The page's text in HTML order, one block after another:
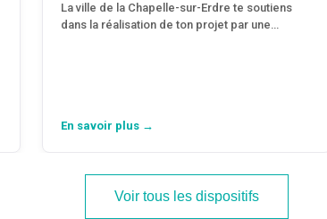
La ville de la Chapelle-sur-Erdre te soutiens
dans la réalisation de ton projet par une…
En savoir plus →
Voir tous les dispositifs